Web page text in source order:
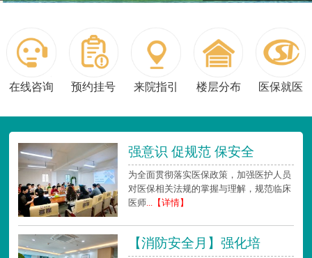
在线咨询 预约挂号 来院指引 楼层分布 医保就医
强意识 促规范 保安全
为全面贯彻落实医保政策，加强医护人员
对医保相关法规的掌握与理解，规范临床
医师...【详情】
【消防安全月】强化培